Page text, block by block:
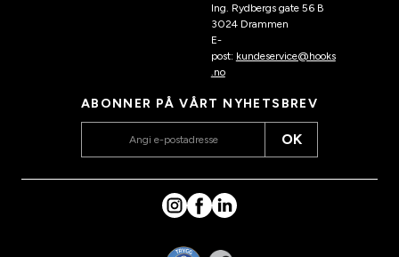
Ing. Rydbergs gate 56 B
3024 Drammen
E-
post: kundeservice@hooks
.no
ABONNER PÅ VÅRT NYHETSBREV
OK